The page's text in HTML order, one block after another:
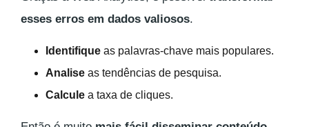
esses erros em dados valiosos.
Identifique as palavras-chave mais populares.
Analise as tendências de pesquisa.
Calcule a taxa de cliques.